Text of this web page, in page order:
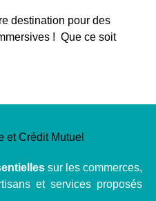
destination pour des
! Que ce soit
sur les commerces,
et services proposés